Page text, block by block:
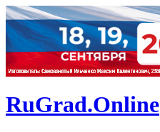
RuGrad.Online